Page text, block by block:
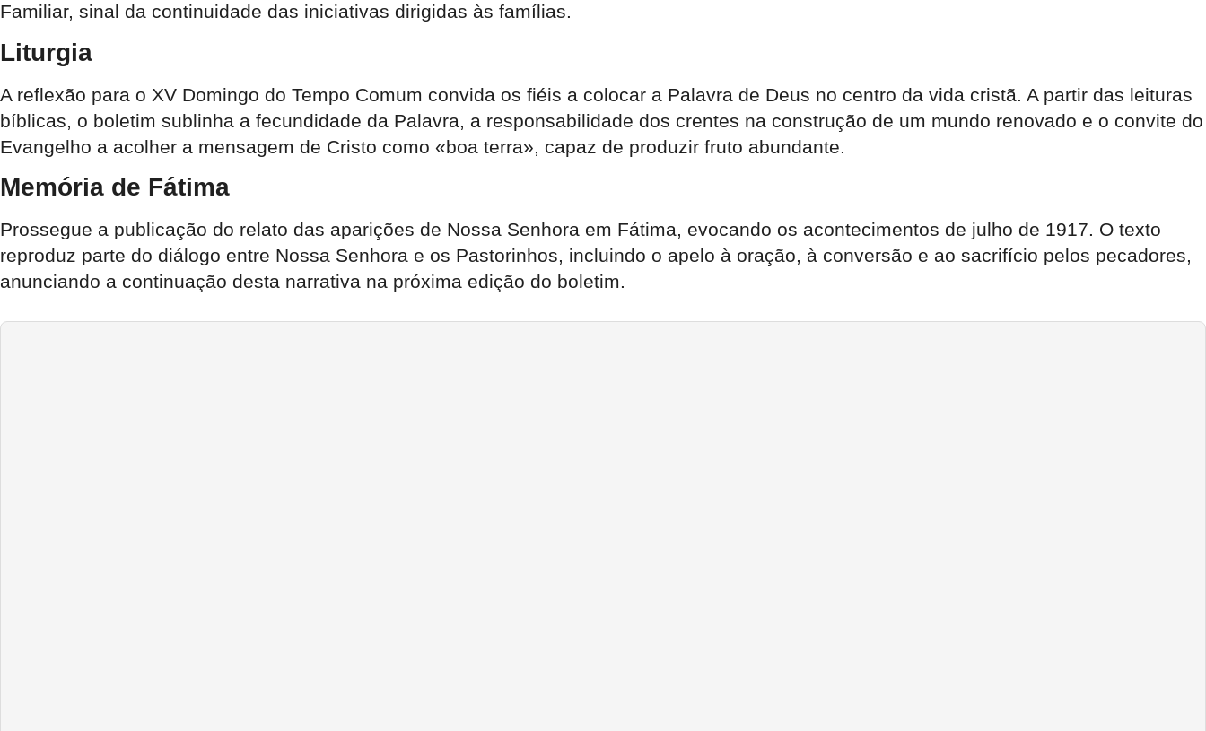
Familiar, sinal da continuidade das iniciativas dirigidas às famílias.
Liturgia
A reflexão para o XV Domingo do Tempo Comum convida os fiéis a colocar a Palavra de Deus no centro da vida cristã. A partir das leituras
bíblicas, o boletim sublinha a fecundidade da Palavra, a responsabilidade dos crentes na construção de um mundo renovado e o convite do
Evangelho a acolher a mensagem de Cristo como «boa terra», capaz de produzir fruto abundante.
Memória de Fátima
Prossegue a publicação do relato das aparições de Nossa Senhora em Fátima, evocando os acontecimentos de julho de 1917. O texto
reproduz parte do diálogo entre Nossa Senhora e os Pastorinhos, incluindo o apelo à oração, à conversão e ao sacrifício pelos pecadores,
anunciando a continuação desta narrativa na próxima edição do boletim.